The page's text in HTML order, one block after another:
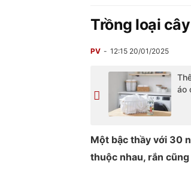
Trồng loại
PV 12:15 20/01/2025
áo
Một bậc thầy với 30
thuộc nhau, rắn cũng